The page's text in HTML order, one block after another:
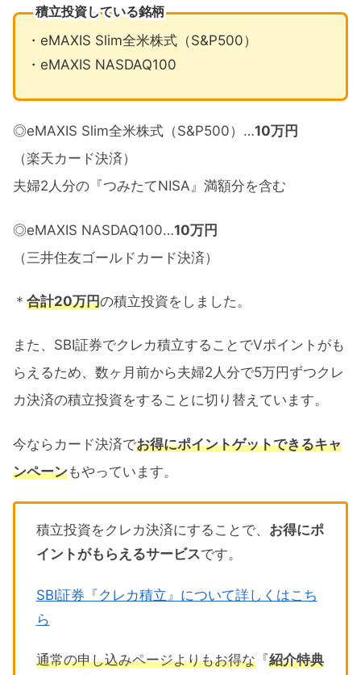
積立投資している銘柄
・eMAXIS Slim全米株式（S&P500）
・eMAXIS NASDAQ100
◎eMAXIS Slim全米株式（S&P500）…10万円
（楽天カード決済）
夫婦2人分の『つみたてNISA』満額分を含む
◎eMAXIS NASDAQ100…10万円
（三井住友ゴールドカード決済）
＊ 合計20万円の積立投資をしました。
また、SBI証券でクレカ積立することでVポイントがも
らえるため、数ヶ月前から夫婦2人分で5万円ずつクレ
カ決済の積立投資をすることに切り替えています。
今ならカード決済でお得にポイントゲットできるキャ
ンペーンもやっています。
積立投資をクレカ決済にすることで、 お得にポ
イントがもらえるサービスです。
SBI証券『クレカ積立』について詳しくはこち
ら
通常の申し込みページよりもお得な『紹介特典